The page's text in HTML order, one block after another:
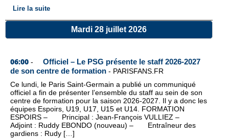
Lire la suite
Mardi 28 juillet 2026
06:00 -
Officiel – Le PSG présente le staff 2026-2027
de son centre de formation - PARISFANS.FR
Ce lundi, le Paris Saint-Germain a publié un communiqué
officiel a fin de présenter l’ensemble du staff au sein de son
centre de formation pour la saison 2026-2027. Il y a donc les
équipes Espoirs, U19, U17, U15 et U14. FORMATION
ESPOIRS – Principal : Jean-François VULLIEZ –
Adjoint : Ruddy EBONDO (nouveau) – Entraîneur des
gardiens : Rudy […]